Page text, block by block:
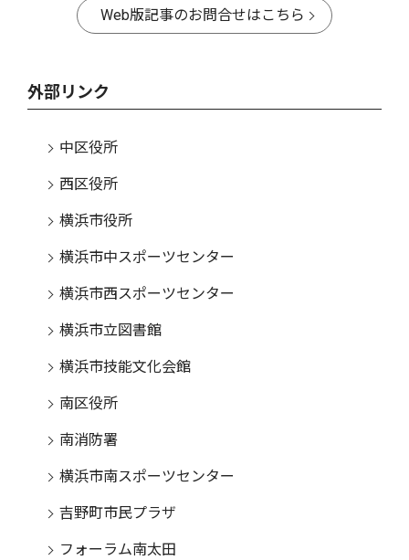
Web版記事のお問合せはこちら
外部リンク
中区役所
西区役所
横浜市役所
横浜市中スポーツセンター
横浜市西スポーツセンター
横浜市立図書館
横浜市技能文化会館
南区役所
南消防署
横浜市南スポーツセンター
吉野町市民プラザ
フォーラム南太田